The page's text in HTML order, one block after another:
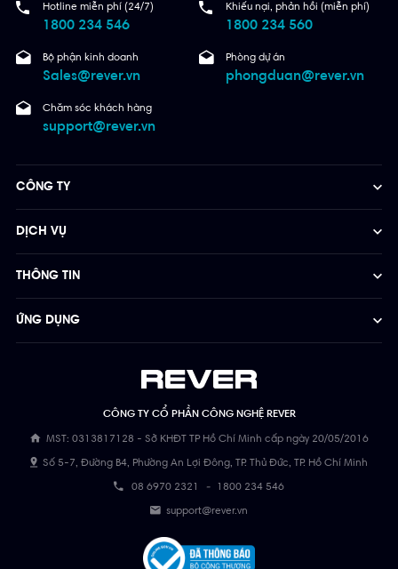
Hotline miễn phí (24/7)
1800 234 546
Khiếu nại, phản hồi (miễn phí)
1800 234 560
Bộ phận kinh doanh
Sales@rever.vn
Phòng dự án
phongduan@rever.vn
Chăm sóc khách hàng
support@rever.vn
CÔNG TY CỔ PHẦN CÔNG NGHỆ REVER
MST: 0313817128 - Sở KHĐT TP Hồ Chí Minh cấp ngày 20/05/2016
Số 5-7, Đường B4, Phường An Lợi Đông, TP. Thủ Đức, TP. Hồ Chí Minh
08 6970 2321 - 1800 234 546
support@rever.vn
CÔNG TY
DỊCH VỤ
THÔNG TIN
ỨNG DỤNG